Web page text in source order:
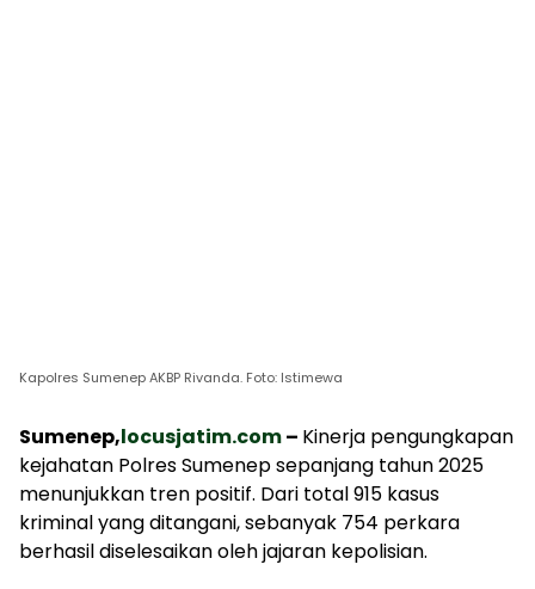
Kapolres Sumenep AKBP Rivanda. Foto: Istimewa
Sumenep,locusjatim.com– Kinerja pengungkapan
kejahatan Polres Sumenep sepanjang tahun 2025
menunjukkan tren positif. Dari total 915 kasus
kriminal yang ditangani, sebanyak 754 perkara
berhasil diselesaikan oleh jajaran kepolisian.